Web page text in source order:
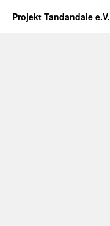
Projekt Tandandale e.V.